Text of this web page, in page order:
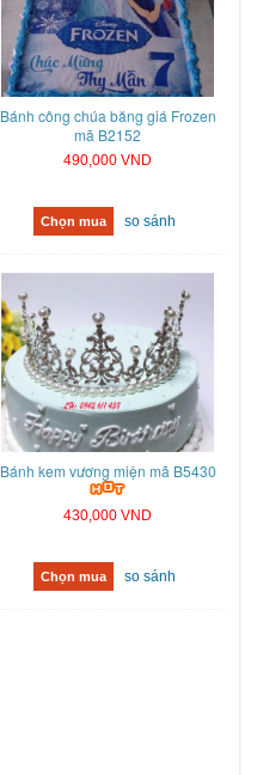
Bánh công chúa băng giá Frozen
mã B2152
490,000 VND
Chọn mua so sánh
Bánh kem vương miện mã B5430
430,000 VND
Chọn mua so sánh